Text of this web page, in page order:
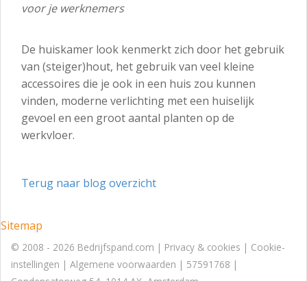
voor je werknemers
De huiskamer look kenmerkt zich door het gebruik
van (steiger)hout, het gebruik van veel kleine
accessoires die je ook in een huis zou kunnen
vinden, moderne verlichting met een huiselijk
gevoel en een groot aantal planten op de
werkvloer.
Terug naar blog overzicht
Sitemap
© 2008 - 2026 Bedrijfspand.com | Privacy & cookies | Cookie-
instellingen | Algemene voorwaarden | 57591768 |